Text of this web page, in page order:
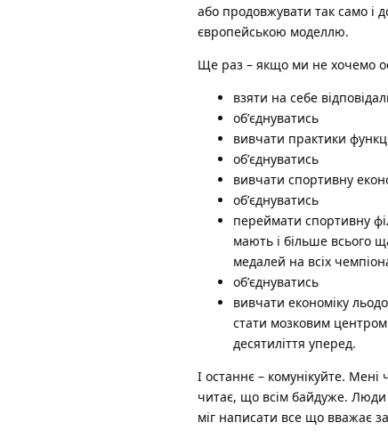
або продовжувати так само і
європейською моделлю.
Ще раз – якщо ми не хочемо
взяти на себе
обʼєднуватись
вивчати практики
обʼєднуватись
вивчати спортивну
обʼєднуватись
переймати спортивну
мають і більше всього
медалей на всіх
обʼєднуватись
вивчати економіку
стати мозковим
десятиліття уперед.
І останнє – комунікуйте.
читає, що всім байдуже.
міг написати все що вважає